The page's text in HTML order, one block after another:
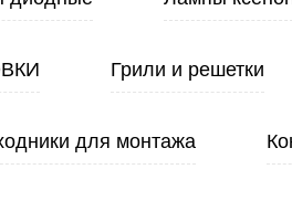
Грили и решетки
для монтажа